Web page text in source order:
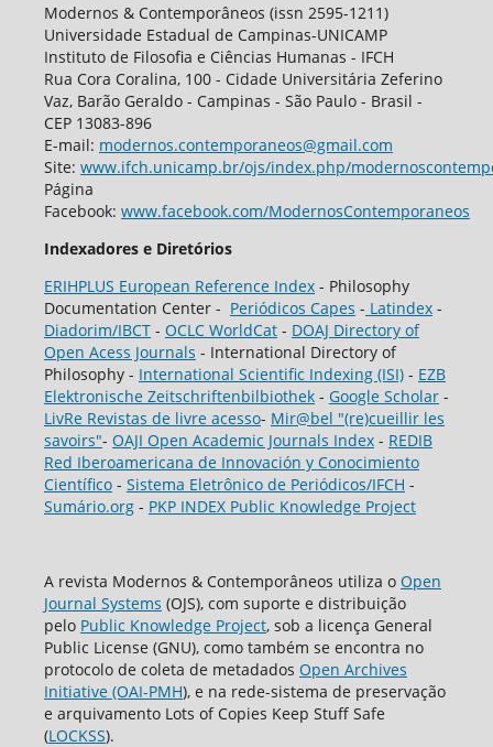
Modernos & Contemporâneos (issn 2595-1211)
Universidade Estadual de Campinas-UNICAMP
Instituto de Filosofia e Ciências Humanas - IFCH
Rua Cora Coralina, 100 - Cidade Universitária Zeferino
Vaz, Barão Geraldo - Campinas - São Paulo - Brasil -
CEP 13083-896
E-mail: modernos.contemporaneos@gmail.com
Site: www.ifch.unicamp.br/ojs/index.php/
Página
Facebook: www.facebook.com/ModernosContemporaneos
Indexadores e Diretórios
ERIHPLUS European Reference Index- Philosophy
Documentation Center - Periódicos Capes - Latindex-
Diadorim/IBCT- OCLC WorldCat- DOAJ Directory of
Open Acess Journals - International Directory of
Philosophy - International Scientific Indexing (ISI)- EZB
Elektronische Zeitschriftenbilbiothek- Google Scholar-
LivRe Revistas de livre acesso- Mir@bel "(re)cueillir les
savoirs"- OAJI Open Academic Journals Index- REDIB
Red Iberoamericana de Innovación y Conocimiento
Científico- Sistema Eletrônico de Periódicos/IFCH -
Sumário.org- PKP INDEX Public Knowledge Project
A revista Modernos & Contemporâneos utiliza o Open
Journal Systems (OJS), com suporte e distribuição
pelo Public Knowledge Project, sob a licença General
Public License (GNU), como também se encontra no
protocolo de coleta de metadados Open Archives
Initiative (OAI-PMH), e na rede-sistema de preservação
e arquivamento Lots of Copies Keep Stuff Safe
(LOCKSS).